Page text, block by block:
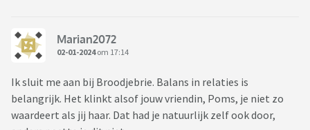
Marian2072
02-01-2024om 17:14
Ik sluit me aan bij Broodjebrie. Balans in relaties is
belangrijk. Het klinkt alsof jouw vriendin, Poms, je niet zo
waardeert als jij haar. Dat had je natuurlijk zelf ook door,